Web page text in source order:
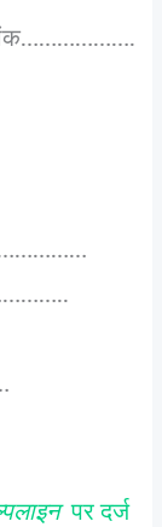
पर दर्ज